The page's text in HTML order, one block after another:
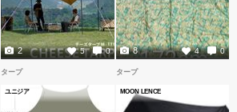
5 0
2 4 0
8
タープ
ユニジア
タープ
MOON LENCE